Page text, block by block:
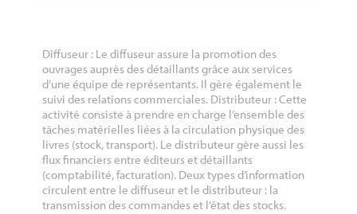
Diffuseur : Le diffuseur assure la promotion des
ouvrages auprès des détaillants grâce aux services
d’une équipe de représentants. Il gère également le
suivi des relations commerciales. Distributeur : Cette
activité consiste à prendre en charge l’ensemble des
tâches matérielles liées à la circulation physique des
livres (stock, transport). Le distributeur gère aussi les
flux financiers entre éditeurs et détaillants
(comptabilité, facturation). Deux types d’information
circulent entre le diffuseur et le distributeur : la
transmission des commandes et l’état des stocks.